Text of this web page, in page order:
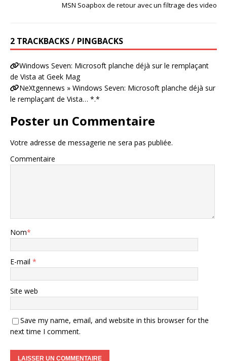
MSN Soapbox de retour avec un filtrage des video
2 TRACKBACKS / PINGBACKS
Windows Seven: Microsoft planche déjà sur le remplaçant
de Vista at Geek Mag
NeXtgennews » Windows Seven: Microsoft planche déjà sur
le remplaçant de Vista… *.*
Poster un Commentaire
Votre adresse de messagerie ne sera pas publiée.
Commentaire
Nom*
E-mail *
Site web
Save my name, email, and website in this browser for the
next time I comment.